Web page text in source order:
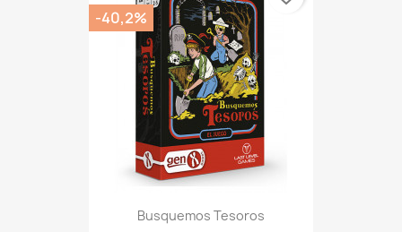
Busquemos Tesoros
-40,2%